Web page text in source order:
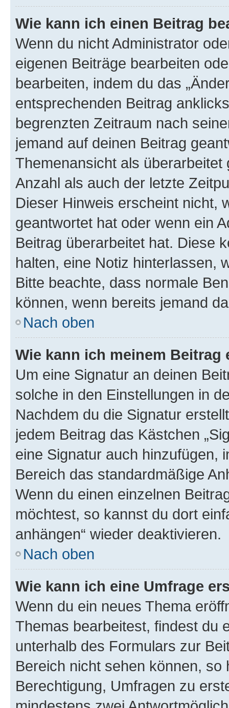
Wie kann ich einen Beitrag
Wenn du nicht Administrator
eigenen Beiträge bearbeiten
bearbeiten, indem du das
entsprechenden Beitrag
begrenzten Zeitraum nach
jemand auf deinen Beitrag
Themenansicht als
Anzahl als auch der letzte
Dieser Hinweis erscheint nicht,
geantwortet hat oder wenn ein
Beitrag überarbeitet hat. Diese
halten, eine Notiz hinterlassen,
Bitte beachte, dass normale
können, wenn bereits jemand
Nach oben
Wie kann ich meinem
Um eine Signatur an deinen
solche in den Einstellungen in
Nachdem du die Signatur
jedem Beitrag das Kästchen
eine Signatur auch hinzufügen,
Bereich das standardmäßige
Wenn du einen einzelnen
möchtest, so kannst du dort
anhängen“ wieder deaktivieren.
Nach oben
Wie kann ich eine Umfrage
Wenn du ein neues Thema
Themas bearbeitest, findest du
unterhalb des Formulars zur
Bereich nicht sehen können,
Berechtigung, Umfragen zu